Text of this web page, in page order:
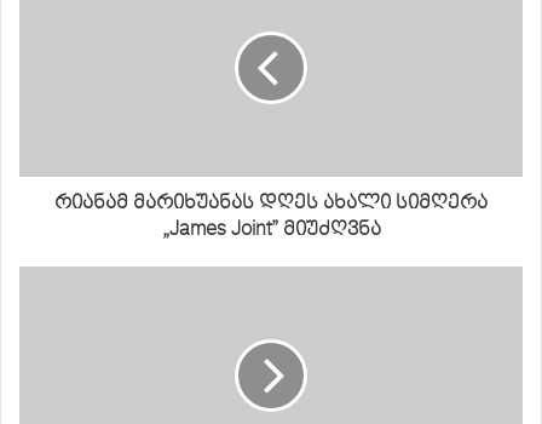
რიანამ მარიხუანას დღეს ახალი სიმღერა
„James Joint” მიუძღვნა